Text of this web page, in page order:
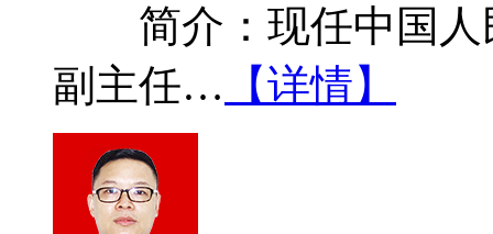
简介：现任中国人
副主任… 【详情】